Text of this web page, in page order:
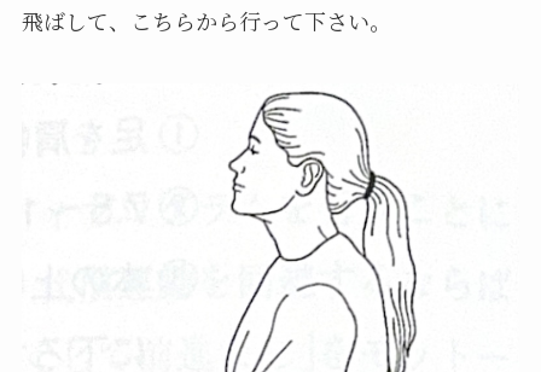
飛ばして、こちらから行って下さい。